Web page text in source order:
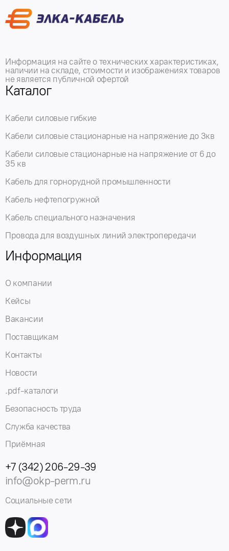
Информация на сайте о технических характеристиках,
наличии на складе, стоимости и изображениях товаров
не является публичной офертой
Каталог
Кабели силовые гибкие
Кабели силовые стационарные на напряжение до 3кв
Кабели силовые стационарные на напряжение от 6 до
35 кв
Кабель для горнорудной промышленности
Кабель нефтепогружной
Кабель специального назначения
Провода для воздушных линий электропередачи
Информация
О компании
Кейсы
Вакансии
Поставщикам
Контакты
Новости
.pdf-каталоги
Безопасность труда
Служба качества
Приёмная
+7 (342) 206-29-39
info@okp-perm.ru
Социальные сети